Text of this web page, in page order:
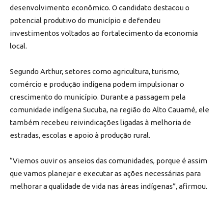
desenvolvimento econômico. O candidato destacou o
potencial produtivo do município e defendeu
investimentos voltados ao fortalecimento da economia
local.
Segundo Arthur, setores como agricultura, turismo,
comércio e produção indígena podem impulsionar o
crescimento do município. Durante a passagem pela
comunidade indígena Sucuba, na região do Alto Cauamé, ele
também recebeu reivindicações ligadas à melhoria de
estradas, escolas e apoio à produção rural.
“Viemos ouvir os anseios das comunidades, porque é assim
que vamos planejar e executar as ações necessárias para
melhorar a qualidade de vida nas áreas indígenas”, afirmou.